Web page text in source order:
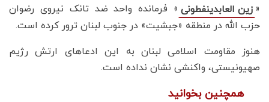
« زین العابدینفطونی » فرمانده واحد ضد تانک نیروی رضوان
حزب الله در منطقه «جبشیت» در جنوب لبنان ترور کرده است.
هنوز مقاومت اسلامی لبنان به این ادعاهای ارتش رژیم
صهیونیستی، واکنشی نشان نداده است.
همچنین بخوانید